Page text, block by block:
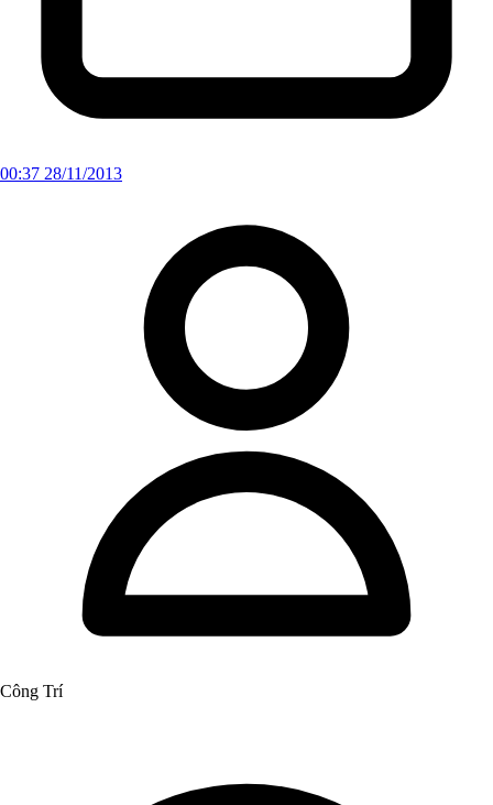
00:37 28/11/2013
Công Trí